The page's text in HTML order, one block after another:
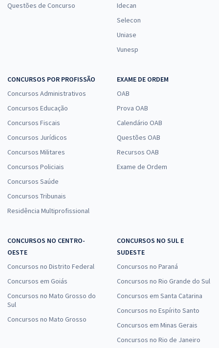
Questões de Concurso
Idecan
Selecon
Uniase
Vunesp
CONCURSOS POR PROFISSÃO
Concursos Administrativos
Concursos Educação
Concursos Fiscais
Concursos Jurídicos
Concursos Militares
Concursos Policiais
Concursos Saúde
Concursos Tribunais
Residência Multiprofissional
EXAME DE ORDEM
OAB
Prova OAB
Calendário OAB
Questões OAB
Recursos OAB
Exame de Ordem
CONCURSOS NO CENTRO-
OESTE
Concursos no Distrito Federal
Concursos em Goiás
Concursos no Mato Grosso do
Sul
Concursos no Mato Grosso
CONCURSOS NO SUL E
SUDESTE
Concursos no Paraná
Concursos no Rio Grande do Sul
Concursos em Santa Catarina
Concursos no Espírito Santo
Concursos em Minas Gerais
Concursos no Rio de Janeiro